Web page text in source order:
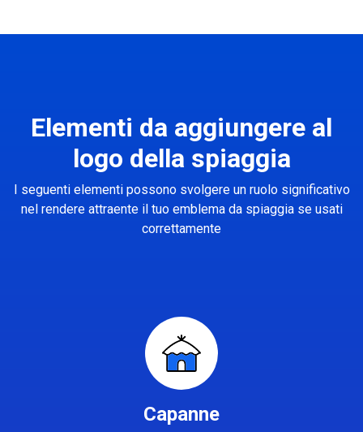
Elementi da aggiungere al
logo della spiaggia
I seguenti elementi possono svolgere un ruolo significativo
nel rendere attraente il tuo emblema da spiaggia se usati
correttamente
Capanne